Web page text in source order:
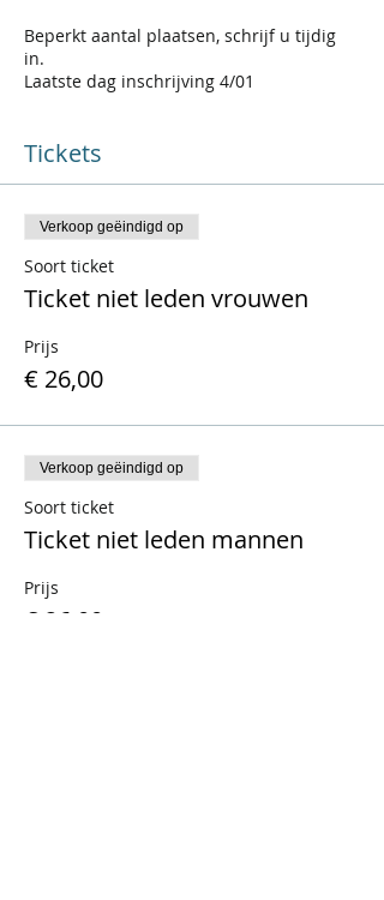
Beperkt aantal plaatsen, schrijf u tijdig
in.
Laatste dag inschrijving 4/01
Tickets
Verkoop geëindigd op
Soort ticket
Ticket niet leden vrouwen
Prijs
€ 26,00
Verkoop geëindigd op
Soort ticket
Ticket niet leden mannen
Prijs
€ 26,00